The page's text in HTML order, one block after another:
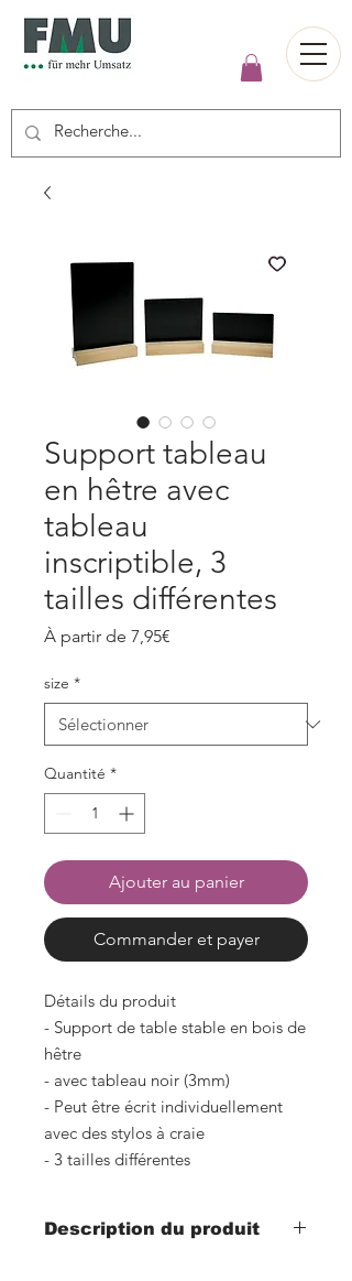
Support tableau
en hêtre avec
tableau
inscriptible, 3
tailles différentes
À partir de 7,95€
size *
Quantité *
Ajouter au panier
Commander et payer
Détails du produit
- Support de table stable en bois de
hêtre
- avec tableau noir (3mm)
- Peut être écrit individuellement
avec des stylos à craie
- 3 tailles différentes
Description du produit